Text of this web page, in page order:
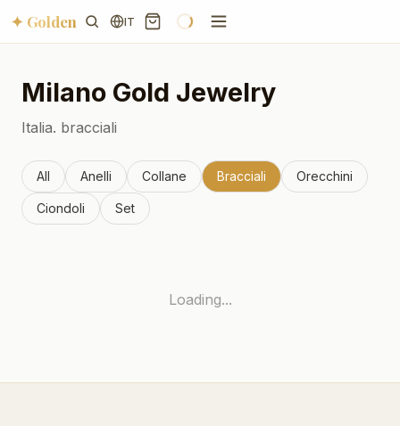
✦ Golden IT
Milano Gold Jewelry
Italia. bracciali
All Anelli Collane Bracciali Orecchini
Ciondoli Set
Loading...